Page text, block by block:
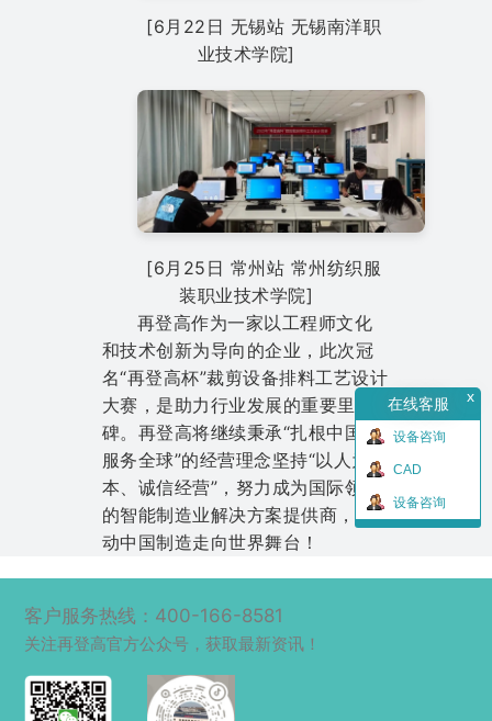
在线客服 x
设备咨询
CAD
设备咨询
[6月22日 无锡站 无锡南洋职
业技术学院]
[6月25日 常州站 常州纺织服
装职业技术学院]
再登高作为一家以工程师文化
和技术创新为导向的企业，此次冠
名“再登高杯”裁剪设备排料工艺设计
大赛，是助力行业发展的重要里程
碑。再登高将继续秉承“扎根中国，
服务全球”的经营理念坚持“以人为
本、诚信经营”，努力成为国际领先
的智能制造业解决方案提供商，推
动中国制造走向世界舞台！
客户服务热线：400-166-8581
关注再登高官方公众号，获取最新资讯！